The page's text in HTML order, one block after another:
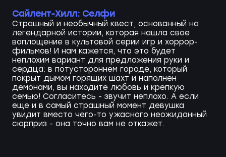
Сайлент-Хилл: Селфи
Страшный и необычный квест, основанный на
легендарной истории, которая нашла свое
воплощение в культовой серии игр и хоррор-
фильмов! И нам кажется, что это будет
неплохим вариант для предложения руки и
сердца: в потустороннем городе, который
покрыт дымом горящих шахт и наполнен
демонами, вы находите любовь и крепкую
семью! Согласитесь - звучит неплохо. А если
еще и в самый страшный момент девушка
увидит вместо чего-то ужасного неожиданный
сюрприз - она точно вам не откажет.